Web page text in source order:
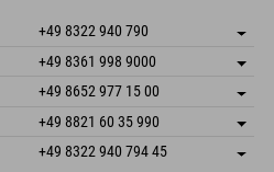
+49 8322 940 790
Salva indirizzo
Informazioni sull'arrivo
Prenotazione
+49 8361 998 9000
Salva indirizzo
Prenotazione
+49 8652 977 15 00
Salva indirizzo
Informazioni sull'arrivo
Prenotazione
+49 8821 60 35 990
Salva indirizzo
+49 8322 940 794 45